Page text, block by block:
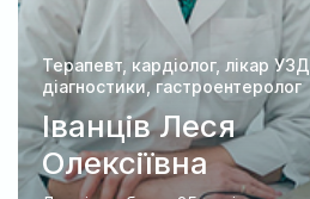
Терапевт, кардіолог, лікар УЗД
діагностики, гастроентеролог
Іванців Леся
Олексіївна